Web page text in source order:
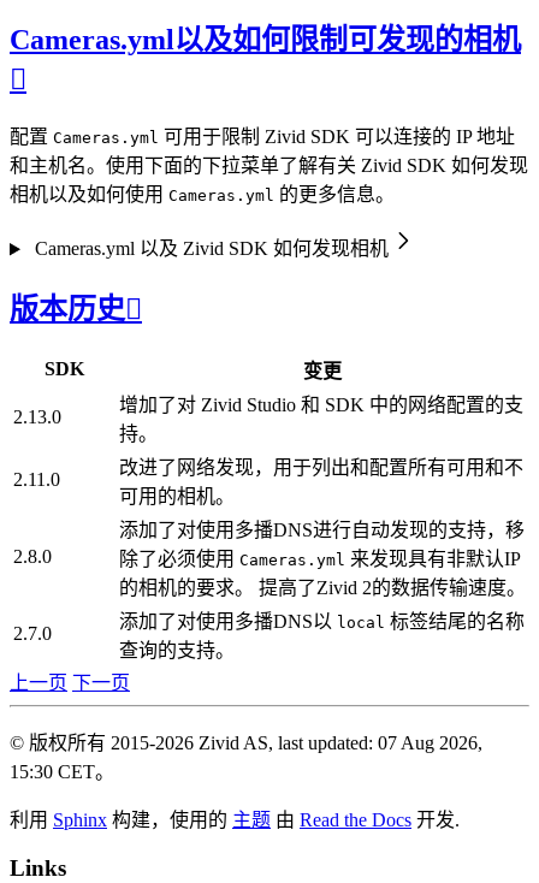
Cameras.yml以及如何限制可发现的相机

配置 Cameras.yml 可用于限制 Zivid SDK 可以连接的 IP 地址
和主机名。使用下面的下拉菜单了解有关 Zivid SDK 如何发现
相机以及如何使用 Cameras.yml 的更多信息。
Cameras.yml 以及 Zivid SDK 如何发现相机
版本历史
SDK 变更
2.13.0
增加了对 Zivid Studio 和 SDK 中的网络配置的支
持。
2.11.0
改进了网络发现，用于列出和配置所有可用和不
可用的相机。
2.8.0
添加了对使用多播DNS进行自动发现的支持，移
除了必须使用 Cameras.yml 来发现具有非默认IP
的相机的要求。 提高了Zivid 2的数据传输速度。
2.7.0
添加了对使用多播DNS以 local 标签结尾的名称
查询的支持。
上一页 下一页
© 版权所有 2015-2026 Zivid AS, last updated: 07 Aug 2026,
15:30 CET。
利用 Sphinx 构建，使用的 主题 由 Read the Docs 开发.
Links